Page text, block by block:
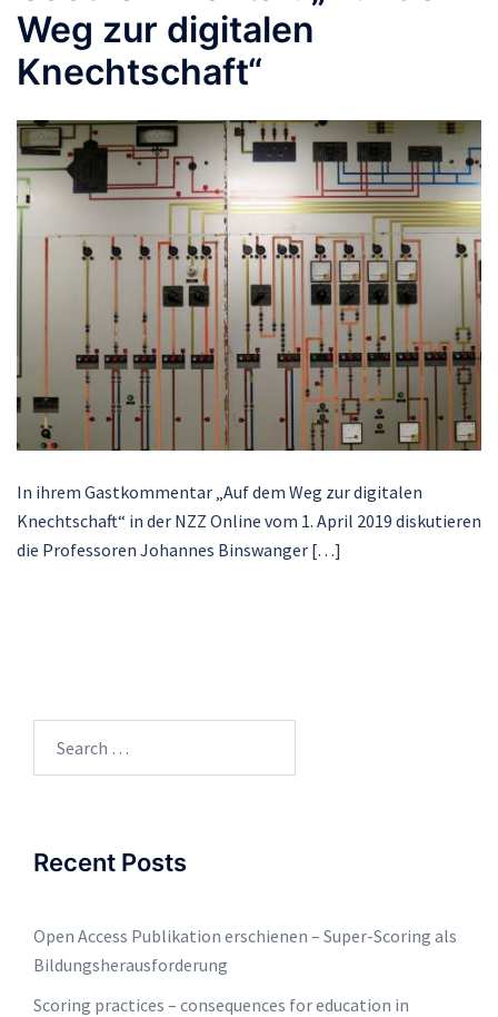
Weg zur digitalen
Knechtschaft“
In ihrem Gastkommentar „Auf dem Weg zur digitalen
Knechtschaft“ in der NZZ Online vom 1. April 2019 diskutieren
die Professoren Johannes Binswanger […]
Recent Posts
Open Access Publikation erschienen – Super-Scoring als
Bildungsherausforderung
Scoring practices – consequences for education in